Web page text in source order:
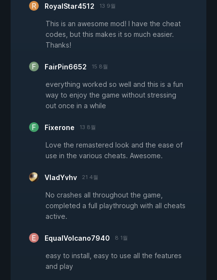
RoyalStar4512 13 9월
This is an awesome mod! I have the cheat
codes, but this makes it so much easier.
Thanks!
FairPin6652 15 8월
everything worked so well and this is a fun
way to enjoy the game without stressing
out once in a while
Fixerone 13 8월
Love the remastered look and the ease of
use in the various cheats. Awesome.
VladYvhv 21 4월
No crashes all throughout the game,
completed a full playthrough with all cheats
active.
EqualVolcano7940 8 1월
easy to install, easy to use all the features
and play